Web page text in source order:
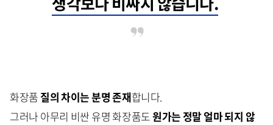
화장품 질의 차이는 분명 존재합니다.
그러나 아무리 비싼 유명 화장품도원가는 정말 얼마 되지 않